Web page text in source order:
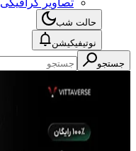
تصاویر گرافیکی
حالت شب
نوتیفیکیشن
جستجو